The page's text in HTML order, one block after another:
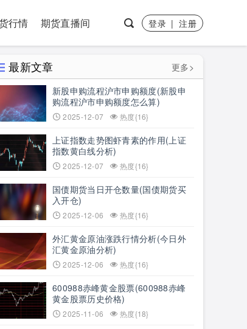
行情 期货直播间 登录|注册
最新文章
更多>
新股申购流程沪市申购额度(新股申
购流程沪市申购额度怎么算)
2025-12-07 热度{16}
上证指数走势图虾青素的作用(上证
指数黄白线分析)
2025-12-07 热度{16}
国债期货当日开仓数量(国债期货买
入开仓)
2025-12-06 热度{16}
外汇黄金原油涨跌行情分析(今日外
汇黄金原油分析)
2025-12-06 热度{16}
600988赤峰黄金股票(600988赤峰
黄金股票历史价格)
2025-11-06 热度{18}